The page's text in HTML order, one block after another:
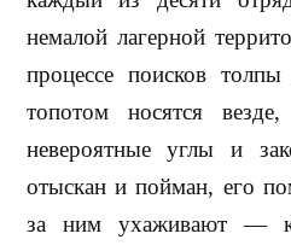
немалой лагерной
процессе поисков
топотом носятся
невероятные углы и
отыскан и пойман, его
за ним ухаживают —